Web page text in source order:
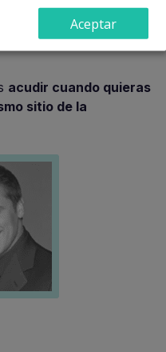
la
y a beber unas
acudir cuando quieras
sitio de la
Aceptar